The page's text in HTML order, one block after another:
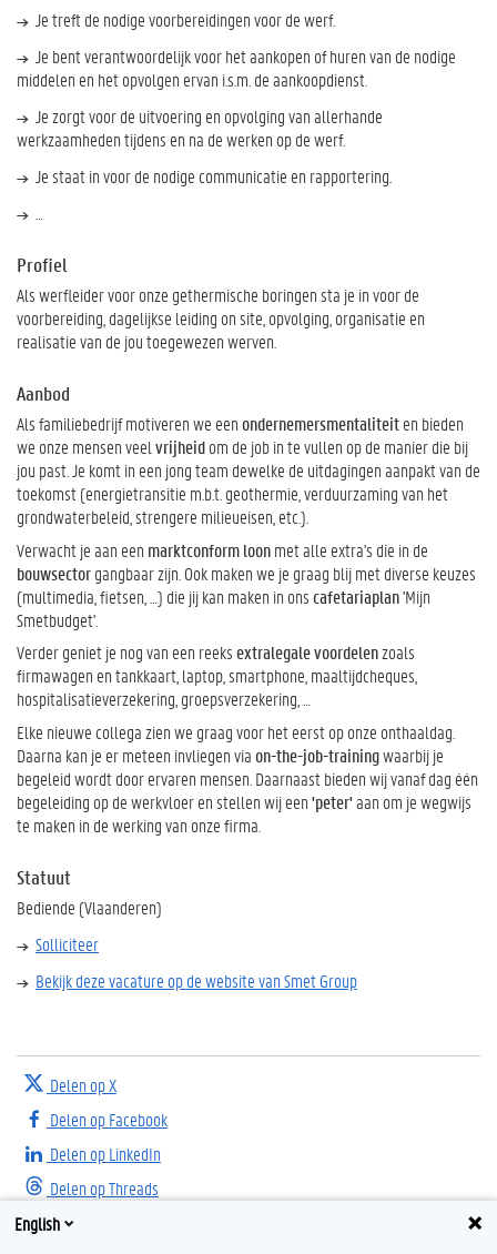
Je treft de nodige voorbereidingen voor de werf.
Je bent verantwoordelijk voor het aankopen of huren van de nodige
middelen en het opvolgen ervan i.s.m. de aankoopdienst.
Je zorgt voor de uitvoering en opvolging van allerhande
werkzaamheden tijdens en na de werken op de werf.
Je staat in voor de nodige communicatie en rapportering.
Profiel
Als werfleider voor onze gethermische boringen sta je in voor de
voorbereiding, dagelijkse leiding on site, opvolging, organisatie en
realisatie van de jou toegewezen werven.
Aanbod
Als familiebedrijf motiveren we eenondernemersmentaliteiten bieden
we onze mensen veelvrijheidom de job in te vullen op de manier die bij
jou past. Je komt in een jong team dewelke de uitdagingen aanpakt van de
toekomst (energietransitie m.b.t. geothermie, verduurzaming van het
grondwaterbeleid, strengere milieueisen, etc.).
Verwacht je aan een marktconform loonmet alle extra's die in de
bouwsectorgangbaar zijn. Ook maken we je graag blij met diverse keuzes
(multimedia, fietsen, …) die jij kan maken in onscafetariaplan'Mijn
Smetbudget'.
Verder geniet je nog van een reeksextralegale voordelenzoals
firmawagen en tankkaart, laptop, smartphone, maaltijdcheques,
hospitalisatieverzekering, groepsverzekering, …
Elke nieuwe collega zien we graag voor het eerst op onze onthaaldag.
Daarna kan je er meteen invliegen viaon-the-job-trainingwaarbij je
begeleid wordt door ervaren mensen. Daarnaast bieden wij vanaf dag één
begeleiding op de werkvloer en stellen wij een'peter'aan om je wegwijs
te maken in de werking van onze firma.
Statuut
Bediende (Vlaanderen)
Solliciteer
Bekijk deze vacature op de website van Smet Group
Delen op X
Delen op Facebook
Delen op LinkedIn
Delen op Threads
English